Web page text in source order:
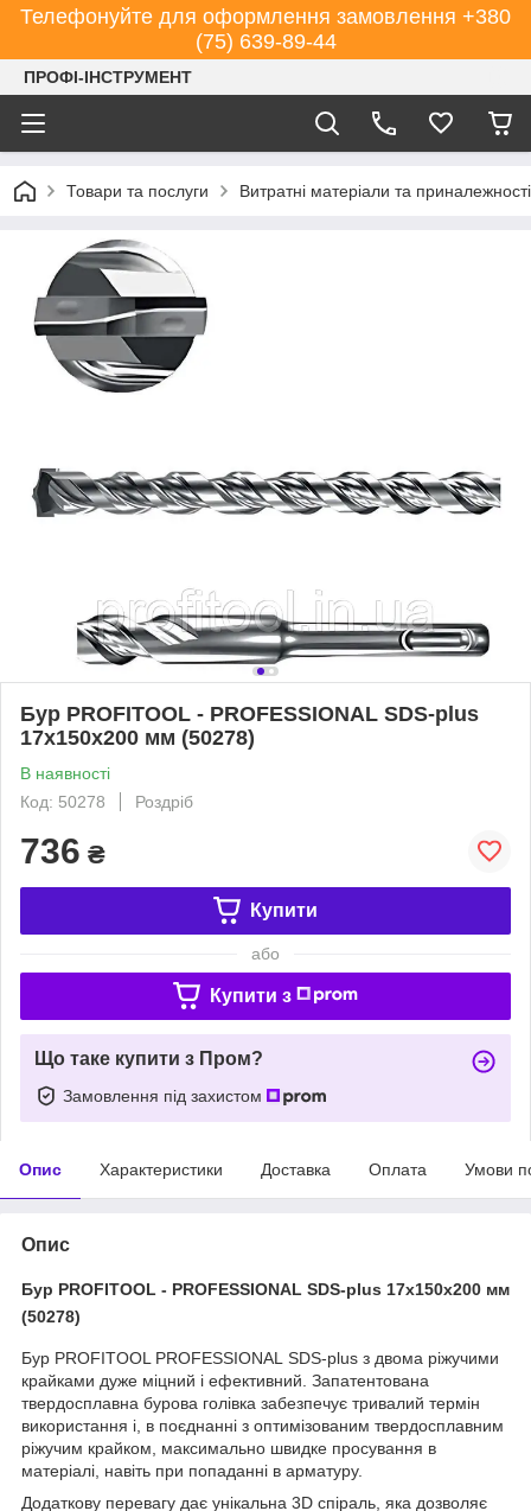
Телефонуйте для оформлення замовлення +380
(75) 639-89-44
ПРОФІ-ІНСТРУМЕНТ
Товари та послуги Витратні матеріали та
Бур PROFITOOL - PROFESSIONAL SDS-plus
17х150х200 мм (50278)
В наявності
Код: 50278
Роздріб
736 ₴
Купити
або
Купити з
Що таке купити з Пром?
Замовлення під захистом
Опис Характеристики Доставка Оплата Умови
Опис
Бур PROFITOOL - PROFESSIONAL SDS-plus 17х150х200 мм
(50278)
Бур PROFITOOL PROFESSIONAL SDS-plus з двома ріжучими
крайками дуже міцний і ефективний. Запатентована
твердосплавна бурова голівка забезпечує тривалий термін
використання і, в поєднанні з оптимізованим твердосплавним
ріжучим крайком, максимально швидке просування в
матеріалі, навіть при попаданні в арматуру.
Додаткову перевагу дає унікальна 3D спіраль, яка дозволяє